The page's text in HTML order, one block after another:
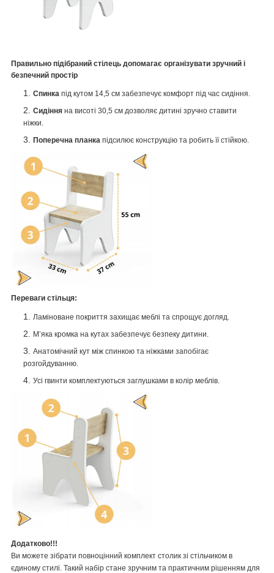
Правильно підібраний стілець допомагає організувати зручний і
безпечний простір
Спинка під кутом 14,5 см забезпечує комфорт під час сидіння.
Сидіння на висоті 30,5 см дозволяє дитині зручно ставити
ніжки.
Поперечна планка підсилює конструкцію та робить її стійкою.
Переваги стільця:
Ламіноване покриття захищає меблі та спрощує догляд.
М’яка кромка на кутах забезпечує безпеку дитини.
Анатомічний кут між спинкою та ніжками запобігає
розгойдуванню.
Усі гвинти комплектуються заглушками в колір меблів.
Додатково!!!
Ви можете зібрати повноцінний комплект столик зі стільчиком в
єдиному стилі. Такий набір стане зручним та практичним рішенням для